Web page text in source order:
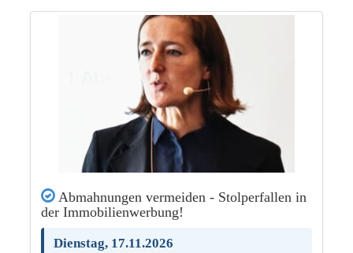
Abmahnungen vermeiden - Stolperfallen in
der Immobilienwerbung!
Dienstag, 17.11.2026